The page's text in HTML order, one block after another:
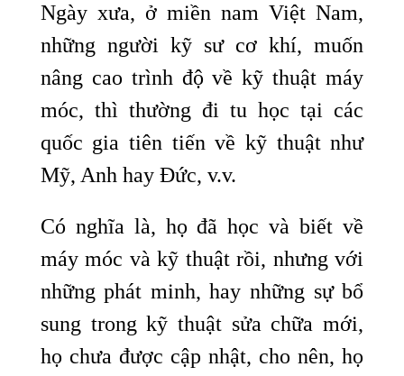
Ngày xưa, ở miền nam Việt Nam,
những người kỹ sư cơ khí, muốn
nâng cao trình độ về kỹ thuật máy
móc, thì thường đi tu học tại các
quốc gia tiên tiến về kỹ thuật như
Mỹ, Anh hay Đức, v.v.
Có nghĩa là, họ đã học và biết về
máy móc và kỹ thuật rồi, nhưng với
những phát minh, hay những sự bổ
sung trong kỹ thuật sửa chữa mới,
họ chưa được cập nhật, cho nên, họ